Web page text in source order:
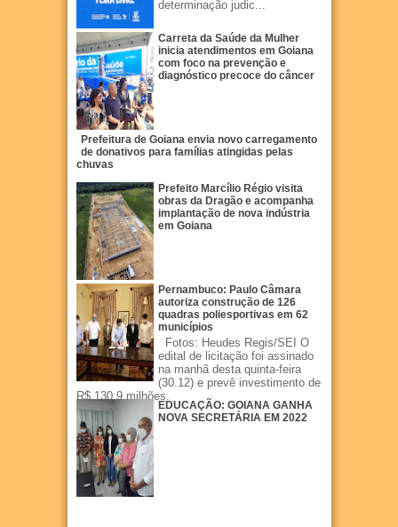
determinação judic...
Carreta da Saúde da Mulher
inicia atendimentos em Goiana
com foco na prevenção e
diagnóstico precoce do câncer
Prefeitura de Goiana envia novo carregamento
de donativos para famílias atingidas pelas
chuvas
Prefeito Marcílio Régio visita
obras da Dragão e acompanha
implantação de nova indústria
em Goiana
Pernambuco: Paulo Câmara
autoriza construção de 126
quadras poliesportivas em 62
municípios
Fotos: Heudes Regis/SEI O
edital de licitação foi assinado
na manhã desta quinta-feira
(30.12) e prevê investimento de
R$ 130,9 milhões.
EDUCAÇÃO: GOIANA GANHA
NOVA SECRETÁRIA EM 2022